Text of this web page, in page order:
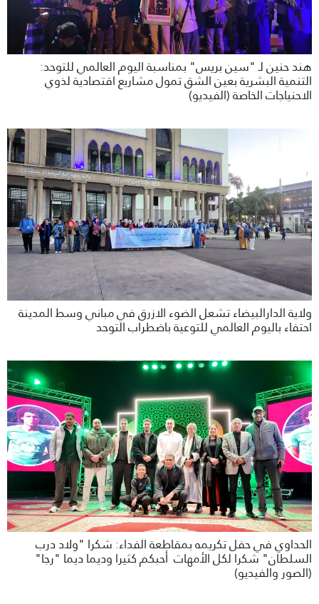
هند حنين لـ "سين بريس" بمناسبة اليوم العالمي للتوحد:
التنمية البشرية بعين الشق تمول مشاريع اقتصادية لذوي
الاحنياجات الخاصة (الفيديو)
ولاية الدارالبيضاء تشعل الضوء الازرق في مباني وسط المدينة
احتفاء باليوم العالمي للتوعية باضطراب التوحد
الحداوي في حفل تكريمه بمقاطعة الفداء: شكرا "ولاد درب
السلطان" شكرا لكل الأمهات أحبكم كثيرا وديما ديما "رجا"
(الصور والفيديو)